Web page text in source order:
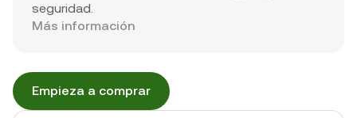
seguridad.
Más información
Empieza a comprar